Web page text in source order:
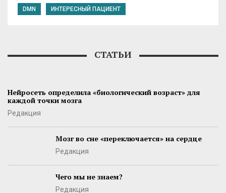
DMN ИНТЕРЕСНЫЙ ПАЦИЕНТ
СТАТЬИ
Нейросеть определила «биологический возраст» для
каждой точки мозга
Редакция
Мозг во сне «переключается» на сердце
Редакция
Чего мы не знаем?
Редакция